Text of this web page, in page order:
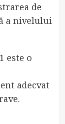
de
a nivelului
este o
adecvat